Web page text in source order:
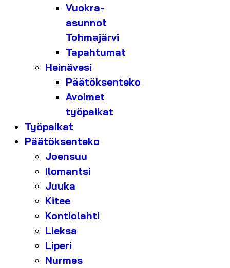
Vuokra-
asunnot
Tohmajärvi
Tapahtumat
Heinävesi
Päätöksenteko
Avoimet
työpaikat
Työpaikat
Päätöksenteko
Joensuu
Ilomantsi
Juuka
Kitee
Kontiolahti
Lieksa
Liperi
Nurmes